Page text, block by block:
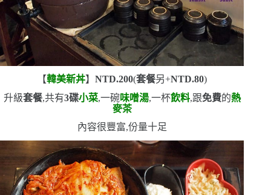
【韓美新丼】NTD.200(套餐另+NTD.80)
升級套餐,共有3碟小菜,一碗味噌湯,一杯飲料,跟免費的熱
麥茶
內容很豐富,份量十足